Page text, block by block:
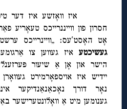
איז וואָזשע איז דער
חסרון פון ווייננרייכס טעאָריע
אָט האָסט′עס: „וויינרייכס
געשיכטע איז געווען צו
הישר און אָן אַ שיעור
יידיש איז אויספאָרמירט
נאָר דורך נאָכאַנאַנדיקער
גענומען מיט אַ וואָלונטערישער